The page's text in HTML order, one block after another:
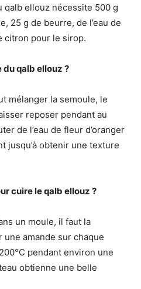
ellouz nécessite 500 g
25 g de beurre, de l’eau de
citron pour le sirop.
qalb ellouz ?
mélanger la semoule, le
reposer pendant au
de l’eau de fleur d’oranger
jusqu’à obtenir une texture
cuire le qalb ellouz ?
un moule, il faut la
amande sur chaque
pendant environ une
obtienne une belle